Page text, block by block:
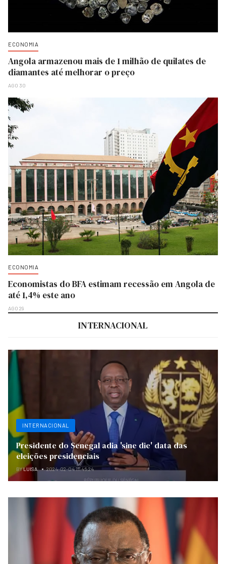
ECONOMIA
Angola armazenou mais de 1 milhão de quilates de
diamantes até melhorar o preço
AGO 30
ECONOMIA
Economistas do BFA estimam recessão em Angola de
até 1,4% este ano
AGO 29
INTERNACIONAL
INTERNACIONAL
Presidente do Senegal adia 'sine die' data das
eleições presidenciais
BYLUISA 2024-02-04 11:46:24